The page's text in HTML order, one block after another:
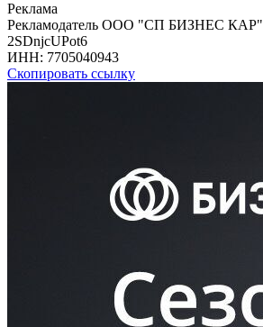
Реклама
Рекламодатель ООО "СП БИЗНЕС КАР"
2SDnjcUPot6
ИНН: 7705040943
Скопировать ссылку